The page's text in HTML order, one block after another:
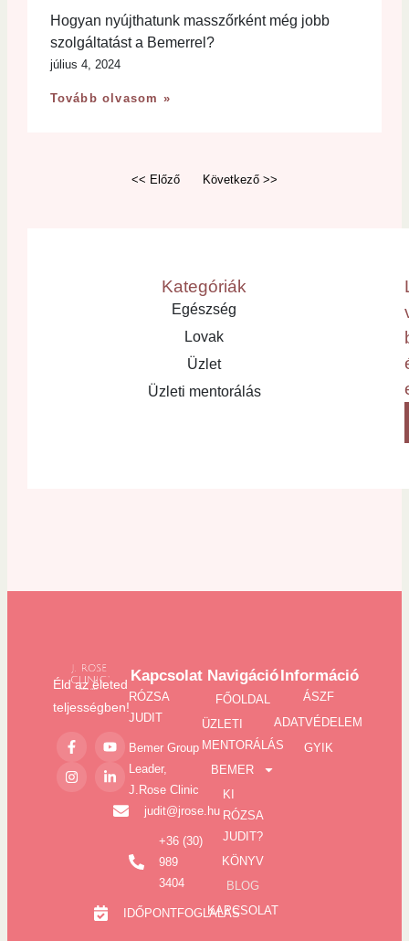
Hogyan nyújthatunk masszőrként még jobb
szolgáltatást a Bemerrel?
július 4, 2024
Tovább olvasom »
<< Előző Következő >>
Kategóriák
Egészség
Lovak
Üzlet
Üzleti mentorálás
Éld az életed
teljességben!
Kapcsolat
RÓZSA
JUDIT
Bemer Group
Leader,
J.Rose Clinic
judit@jrose.hu
+36 (30)
989
3404
IDŐPONTFOGLALÁS
Navigáció
FŐOLDAL
ÜZLETI
MENTORÁLÁS
BEMER
KI
RÓZSA
JUDIT?
KÖNYV
BLOG
KAPCSOLAT
Információ
ÁSZF
ADATVÉDELEM
GYIK